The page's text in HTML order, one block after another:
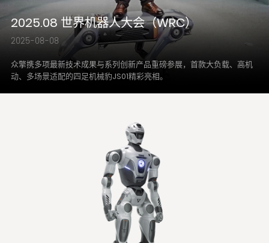
2025.08 世界机器人大会（WRC）
2025-08-08
众擎携多项最新技术成果与系列创新产品重磅参展，首款大负载、高机
动、多场景适配的四足机械豹JS01精彩亮相。